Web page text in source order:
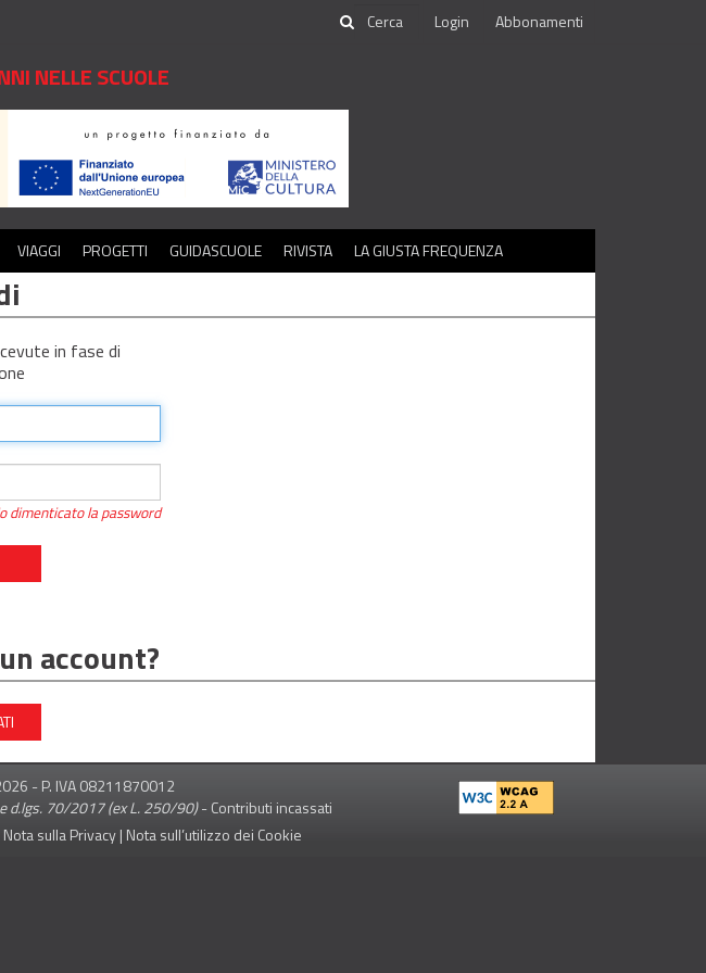
Login Abbonamenti
NELLE SCUOLE
VIAGGI PROGETTI GUIDASCUOLE RIVISTA LA GIUSTA FREQUENZA
in fase di
dimenticato la password
account?
- P. IVA 08211870012
d.lgs. 70/2017 (ex L. 250/90)-Contributi incassati
Nota sulla Privacy| Nota sull’utilizzo dei Cookie